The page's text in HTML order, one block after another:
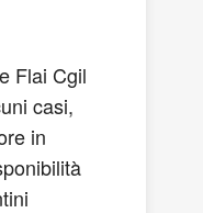
Flai Cgil
casi,
in